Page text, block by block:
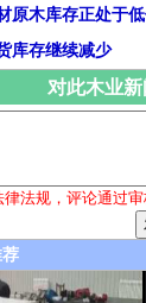
原木库存正处于
库存继续减少
对此木业
法规，评论通过审